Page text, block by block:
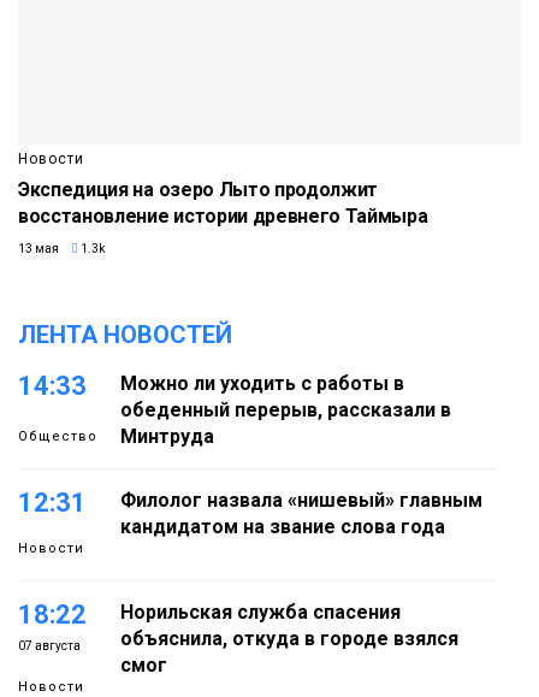
Новости
Экспедиция на озеро Лыто продолжит
восстановление истории древнего Таймыра
13 мая 1.3k
ЛЕНТА НОВОСТЕЙ
14:33
Общество
Можно ли уходить с работы в
обеденный перерыв, рассказали в
Минтруда
12:31
Новости
Филолог назвала «нишевый» главным
кандидатом на звание слова года
18:22
07 августа
Новости
Норильская служба спасения
объяснила, откуда в городе взялся
смог